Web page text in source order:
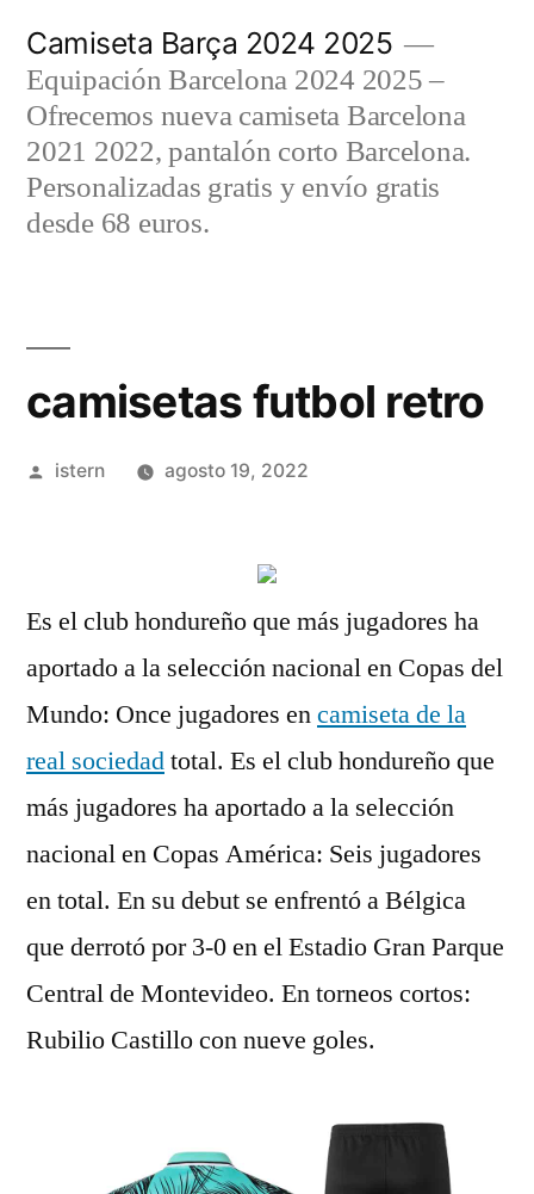
contenido
Camiseta Barça 2024 2025
Equipación Barcelona 2024 2025 –
Ofrecemos nueva camiseta Barcelona
2021 2022, pantalón corto Barcelona.
Personalizadas gratis y envío gratis
desde 68 euros.
camisetas futbol retro
Publicado
istern agosto 19, 2022
Es el club hondureño que más jugadores ha
aportado a la selección nacional en Copas del
Mundo: Once jugadores encamiseta de la
real sociedadtotal. Es el club hondureño que
más jugadores ha aportado a la selección
nacional en Copas América: Seis jugadores
en total. En su debut se enfrentó a Bélgica
que derrotó por 3-0 en el Estadio Gran Parque
Central de Montevideo. En torneos cortos:
Rubilio Castillo con nueve goles.